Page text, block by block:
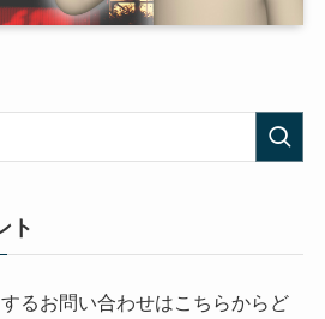
ト
るお問い合わせはこちらからど